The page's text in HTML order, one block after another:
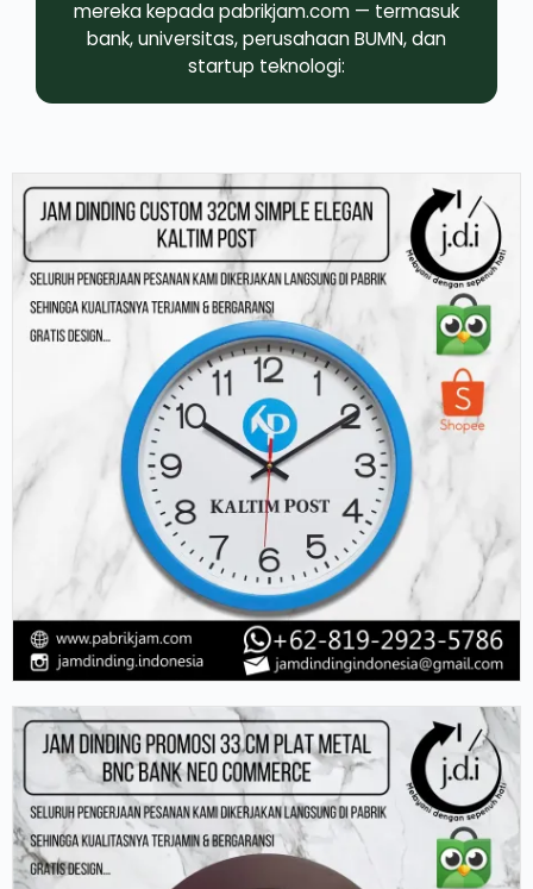
mereka kepada pabrikjam.com — termasuk
bank, universitas, perusahaan BUMN, dan
startup teknologi: